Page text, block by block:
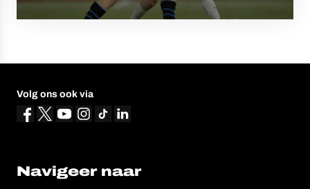
Volg ons ook via
Navigeer naar